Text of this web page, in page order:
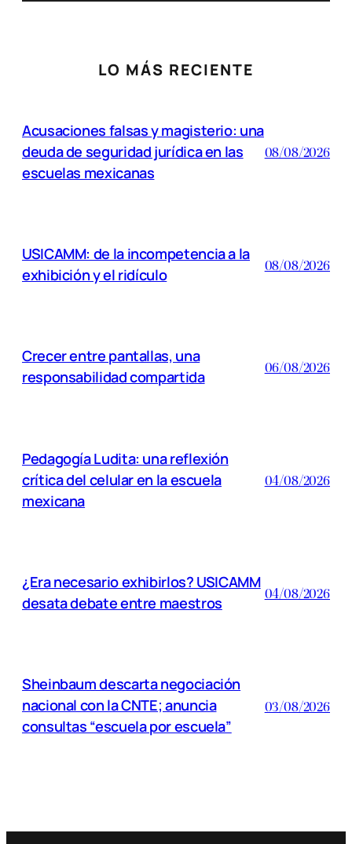
LO MÁS RECIENTE
Acusaciones falsas y magisterio: una
deuda de seguridad jurídica en las
escuelas mexicanas
08/08/2026
USICAMM: de la incompetencia a la
exhibición y el ridículo
08/08/2026
Crecer entre pantallas, una
responsabilidad compartida
06/08/2026
Pedagogía Ludita: una reflexión
crítica del celular en la escuela
mexicana
04/08/2026
¿Era necesario exhibirlos? USICAMM
desata debate entre maestros
04/08/2026
Sheinbaum descarta negociación
nacional con la CNTE; anuncia
consultas “escuela por escuela”
03/08/2026